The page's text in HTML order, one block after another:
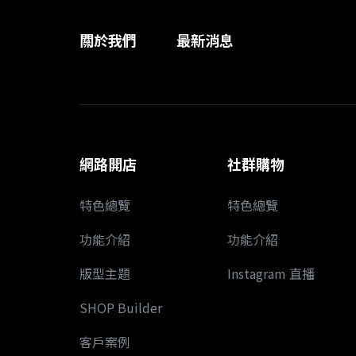
關於我們 最新消息
網路開店
特色總覽
功能介紹
版型主題
SHOP Builder
客戶案例
社群購物
特色總覽
功能介紹
Instagram 直播